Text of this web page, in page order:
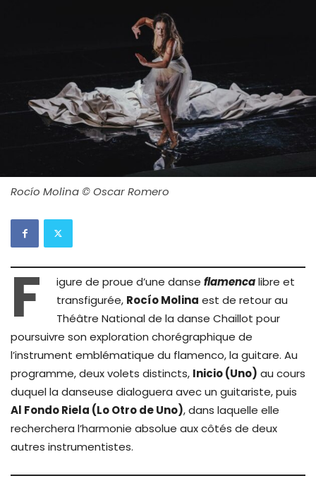
Rocío Molina © Oscar Romero
F igure de proue d’une danse flamencalibre et
transfigurée, Rocío Molina est de retour au
Théâtre National de la danse Chaillot pour
poursuivre son exploration chorégraphique de
l’instrument emblématique du flamenco, la guitare. Au
programme, deux volets distincts, Inicio (Uno) au cours
duquel la danseuse dialoguera avec un guitariste, puis
Al Fondo Riela (Lo Otro de Uno), dans laquelle elle
recherchera l’harmonie absolue aux côtés de deux
autres instrumentistes.